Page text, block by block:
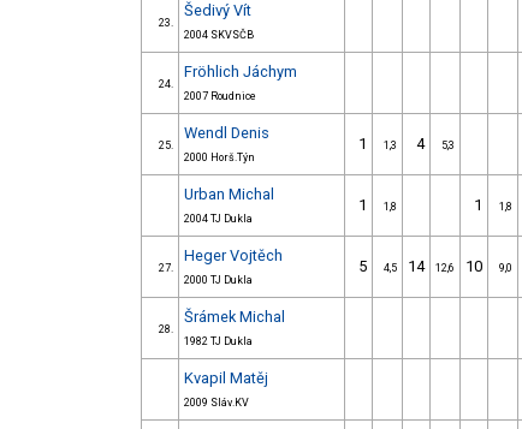
23.
Šedivý Vít
2004 SKVSČB
24.
Fröhlich Jáchym
2007 Roudnice
25.
Wendl Denis
2000 Horš.Týn
1 1,3 4 5,3
Urban Michal
2004 TJ Dukla
1 1,8 1 1,8
27.
Heger Vojtěch
2000 TJ Dukla
5 4,5 14 12,6 10 9,0
28.
Šrámek Michal
1982 TJ Dukla
Kvapil Matěj
2009 Sláv.KV